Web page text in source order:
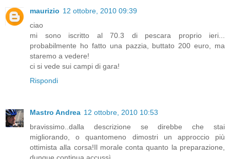
maurizio 12 ottobre, 2010 09:39
ciao
mi sono iscritto al 70.3 di pescara proprio ieri...
probabilmente ho fatto una pazzia, buttato 200 euro, ma
staremo a vedere!
ci si vede sui campi di gara!
Rispondi
Mastro Andrea 12 ottobre, 2010 10:53
bravissimo..dalla descrizione se direbbe che stai
migliorando, o quantomeno dimostri un approccio più
ottimista alla corsa!Il morale conta quanto la preparazione,